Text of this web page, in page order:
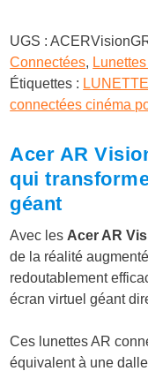
UGS :
Connectées,
Étiquettes :
connectées cinéma
Acer AR
qui
géant
Avec les Acer AR
de la réalité
redoutablement
écran virtuel géant
Ces lunettes AR
équivalent à une